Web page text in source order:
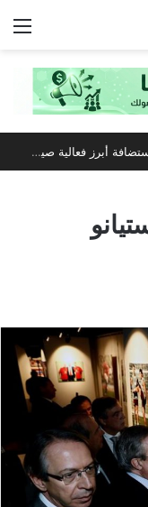
مركز عُمان للمؤتمرات والمعارض يستعد لاستضافة أبرز فعالية صيفية رياضية وترفيهية